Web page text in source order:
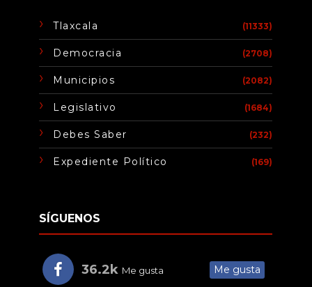
Tlaxcala (11333)
Democracia (2708)
Municipios (2082)
Legislativo (1684)
Debes Saber (232)
Expediente Político (169)
SÍGUENOS
36.2k Me gusta Me gusta